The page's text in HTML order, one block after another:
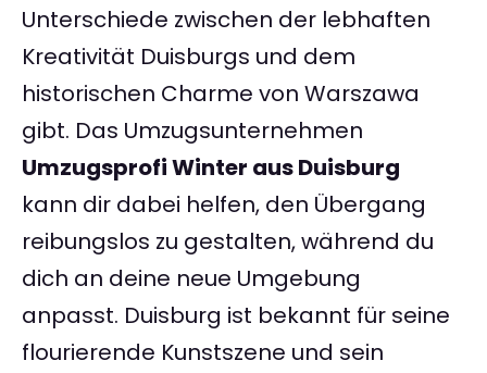
Unterschiede zwischen der lebhaften
Kreativität Duisburgs und dem
historischen Charme von Warszawa
gibt. Das Umzugsunternehmen
Umzugsprofi Winter aus Duisburg
kann dir dabei helfen, den Übergang
reibungslos zu gestalten, während du
dich an deine neue Umgebung
anpasst. Duisburg ist bekannt für seine
flourierende Kunstszene und sein